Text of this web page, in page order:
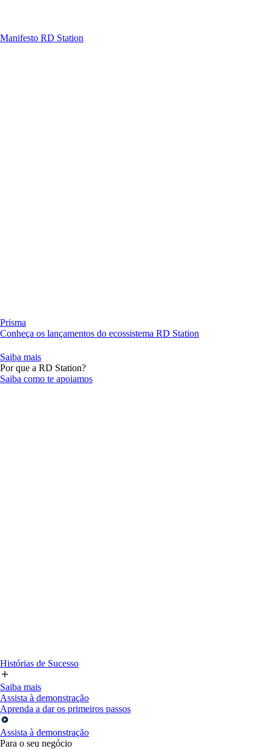
Manifesto RD Station
Prisma
Conheça os lançamentos do ecossistema RD Station
Saiba mais
Por que a RD Station?
Saiba como te apoiamos
Histórias de Sucesso
Saiba mais
Assista à demonstração
Aprenda a dar os primeiros passos
Assista à demonstração
Para o seu negócio